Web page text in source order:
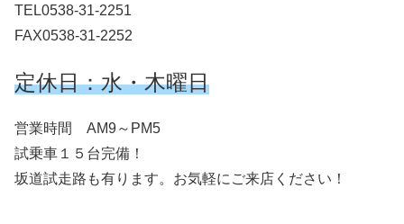
TEL0538-31-2251
FAX0538-31-2252
定休日：水・木曜日
営業時間 AM9～PM5
試乗車１５台完備！
坂道試走路も有ります。お気軽にご来店ください！